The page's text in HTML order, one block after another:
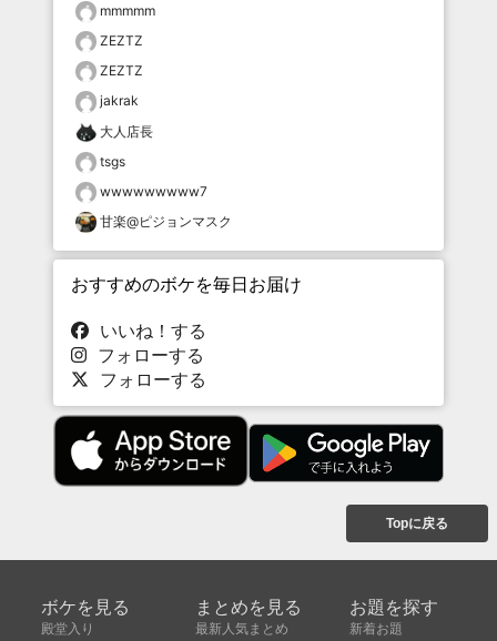
mmmmm
ZEZTZ
ZEZTZ
jakrak
大人店長
tsgs
wwwwwwwww7
甘楽@ピジョンマスク
おすすめのボケを毎日お届け
いいね！する
フォローする
フォローする
Topに戻る
ボケを見る
殿堂入り
まとめを見る
最新人気まとめ
お題を探す
新着お題